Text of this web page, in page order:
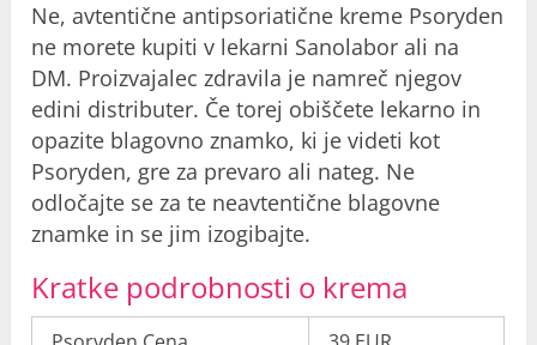
Ne, avtentične antipsoriatične kreme Psoryden
ne morete kupiti v lekarni Sanolabor ali na
DM. Proizvajalec zdravila je namreč njegov
edini distributer. Če torej obiščete lekarno in
opazite blagovno znamko, ki je videti kot
Psoryden, gre za prevaro ali nateg. Ne
odločajte se za te neavtentične blagovne
znamke in se jim izogibajte.
Kratke podrobnosti o krema